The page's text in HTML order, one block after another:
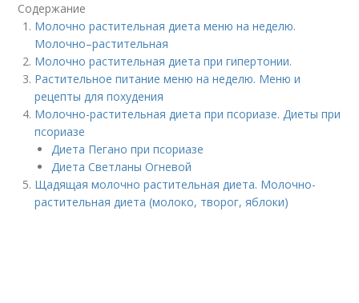
Содержание
Молочно растительная диета меню на неделю.
Молочно–растительная
Молочно растительная диета при гипертонии.
Растительное питание меню на неделю. Меню и
рецепты для похудения
Молочно-растительная диета при псориазе. Диеты при
псориазе
Диета Пегано при псориазе
Диета Светланы Огневой
Щадящая молочно растительная диета. Молочно-
растительная диета (молоко, творог, яблоки)